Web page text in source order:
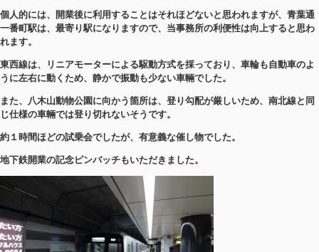
個人的には、開業後に利用することはそれほどないと思われますが、青葉通
一番町駅は、最寄り駅になりますので、当事務所の利便性は向上すると思わ
れます。
東西線は、リニアモーターによる駆動方式を採っており、車輪も自動車のよ
うに左右に動くため、静かで振動も少ない車輛でした。
また、八木山動物公園に向かう箇所は、登り勾配が厳しいため、南北線と同
じ仕様の車輛では登り切れないそうです。
約１時間ほどの試乗会でしたが、有意義な催し物でした。
地下鉄開業の記念ピンバッチもいただきました。